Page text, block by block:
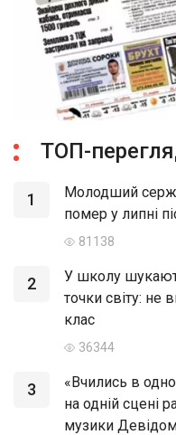
ТОП-
1
Молодший
помер у липні
81138
2
У школу
точки світу: не
клас
36344
3
«Вчились в
на одній сцені
музики